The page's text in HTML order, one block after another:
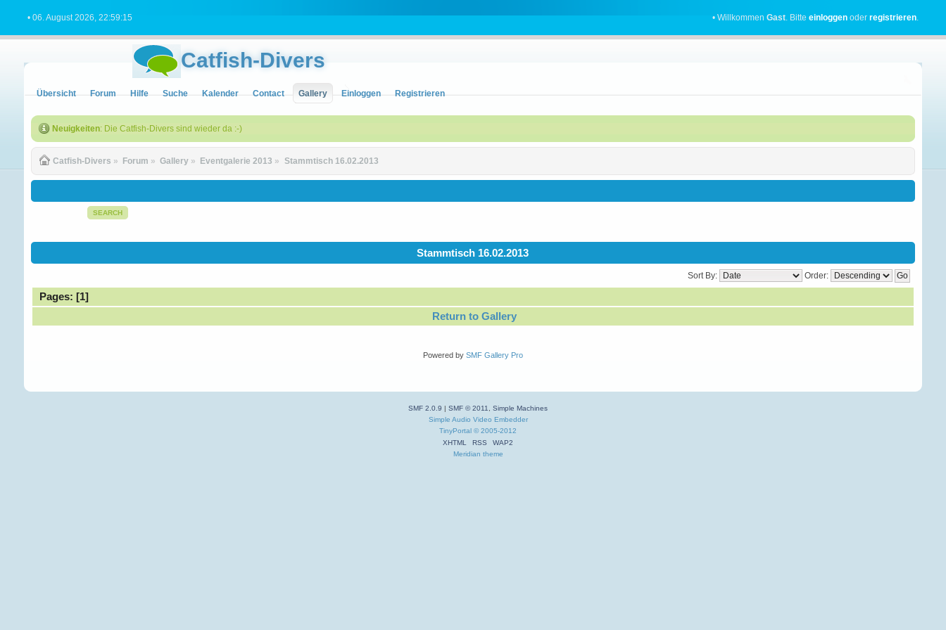
• 06. August 2026, 22:59:15 • WillkommenGast. Bitteeinloggen oderregistrieren.
Catfish-Divers
Übersicht Forum Hilfe Suche Kalender Contact Gallery Einloggen Registrieren
Neuigkeiten: Die Catfish-Divers sind wieder da :-)
Catfish-Divers » Forum » Gallery » Eventgalerie 2013 » Stammtisch 16.02.2013
SEARCH
Stammtisch 16.02.2013
Sort By: Order:
Pages: [1]
Return to Gallery
Powered by SMF Gallery Pro
SMF 2.0.9 |SMF © 2011,Simple Machines
Simple Audio Video Embedder
TinyPortal © 2005-2012
XHTML
RSS
WAP2
Meridian theme